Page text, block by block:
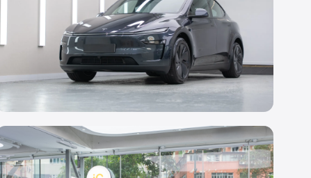
鍍膜
Tesla Model Y